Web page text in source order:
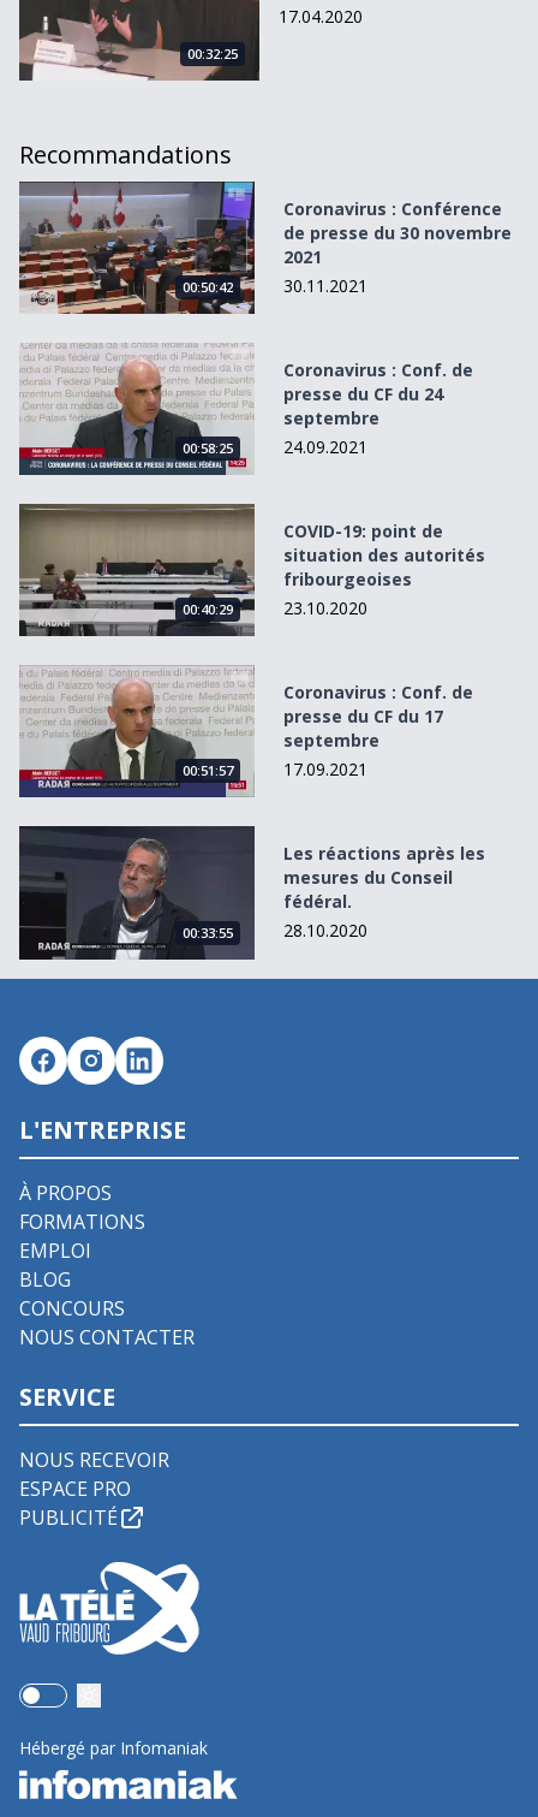
00:32:25
17.04.2020
Recommandations
Coronavirus : Conférence de presse du 30 novembre 2021
00:50:42
Coronavirus : Conférence
de presse du 30 novembre
2021
30.11.2021
Coronavirus : Conf. de presse du CF du 24 septembre
00:58:25
Coronavirus : Conf. de
presse du CF du 24
septembre
24.09.2021
COVID-19: point de situation des autorités fribourgeoises
00:40:29
COVID-19: point de
situation des autorités
fribourgeoises
23.10.2020
Coronavirus : Conf. de presse du CF du 17 septembre
00:51:57
Coronavirus : Conf. de
presse du CF du 17
septembre
17.09.2021
Les réactions après les mesures du Conseil fédéral.
00:33:55
Les réactions après les
mesures du Conseil
fédéral.
28.10.2020
L'ENTREPRISE
À PROPOS
FORMATIONS
EMPLOI
BLOG
CONCOURS
NOUS CONTACTER
SERVICE
NOUS RECEVOIR
ESPACE PRO
PUBLICITÉ
Use setting
Hébergé par Infomaniak